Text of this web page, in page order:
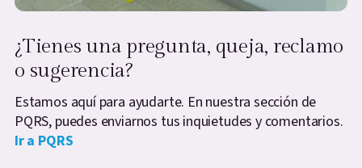
¿Tienes una pregunta, queja, reclamo
o sugerencia?
Estamos aquí para ayudarte. En nuestra sección de
PQRS, puedes enviarnos tus inquietudes y comentarios.
Ir a PQRS